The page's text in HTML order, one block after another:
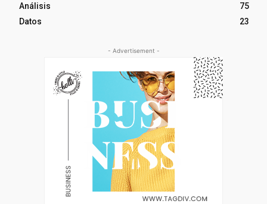
Análisis
75
Datos
23
- Advertisement -